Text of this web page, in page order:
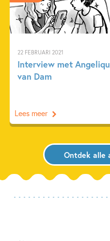
22 FEBRUARI 2021
Interview met
van Dam
Lees meer
Ontdek alle